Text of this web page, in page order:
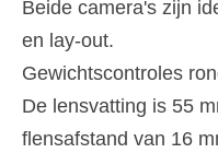
Beide camera's zijn
en lay-out.
Gewichtscontroles
De lensvatting is 55
flensafstand van 16